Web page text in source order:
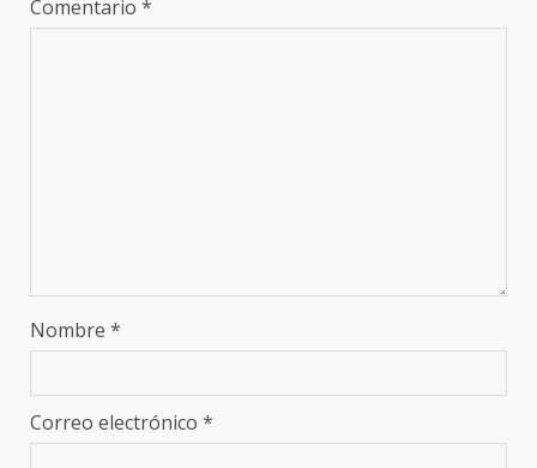
Comentario *
Nombre *
Correo electrónico *